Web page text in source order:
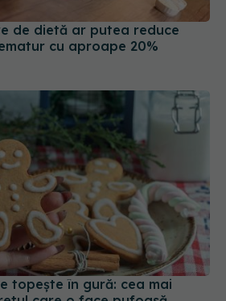
de dietă ar putea reduce
cu aproape 20%
topește în gură: cea mai